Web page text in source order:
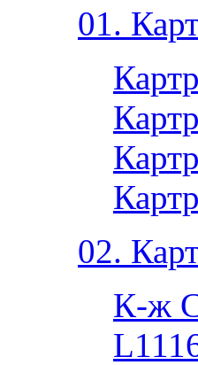
01.
02.
К-ж